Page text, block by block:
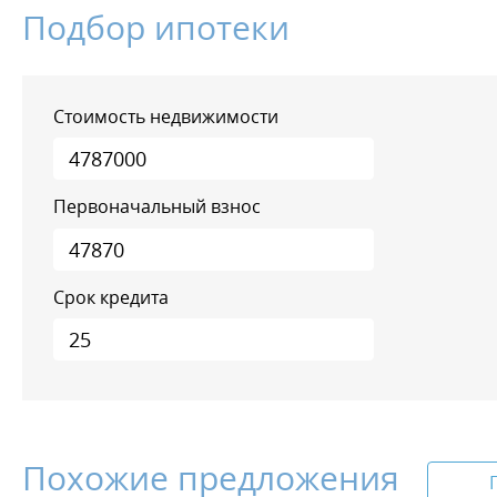
Подбор ипотеки
Стоимость недвижимости
Первоначальный взнос
Срок кредита
Похожие предложения